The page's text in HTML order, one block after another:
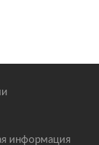
информация